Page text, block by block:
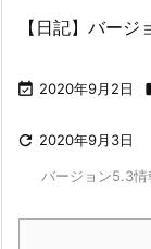
【日記】バー
 2020年9月2日
 2020年9月3日
バージョン5.3情